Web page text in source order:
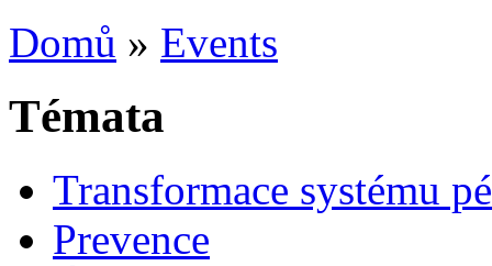
Domů » Events
Témata
Transformace systému
Prevence